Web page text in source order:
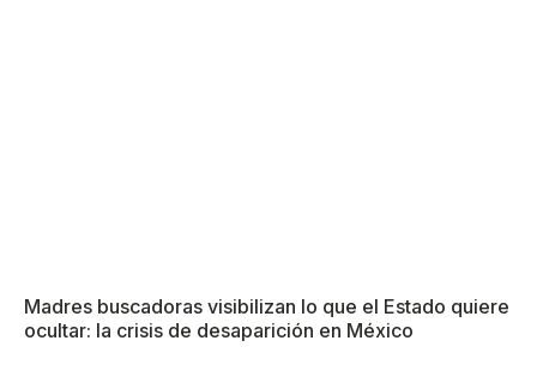
Madres buscadoras visibilizan lo que el Estado quiere
ocultar: la crisis de desaparición en México